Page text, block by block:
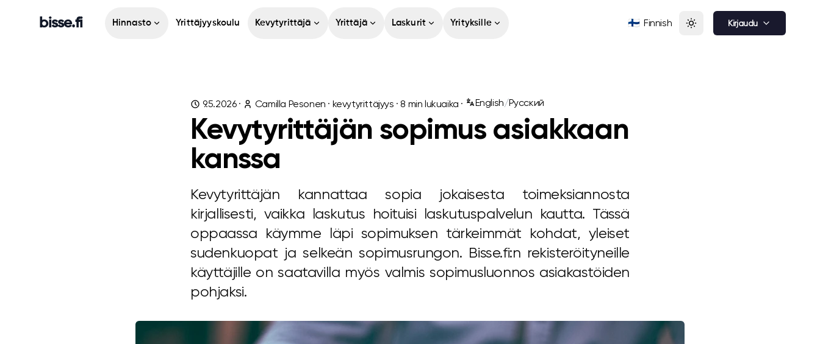
bisse.fi Hinnasto Yrittäjyyskoulu Kevytyrittäjä Yrittäjä Laskurit Yrityksille 🇫🇮 Finnish Kirjaudu
9.5.2026· Camilla Pesonen · kevytyrittäjyys · 8 min lukuaika · English/Русский
Kevytyrittäjän sopimus asiakkaan
kanssa
Kevytyrittäjän kannattaa sopia jokaisesta toimeksiannosta
kirjallisesti, vaikka laskutus hoituisi laskutuspalvelun kautta. Tässä
oppaassa käymme läpi sopimuksen tärkeimmät kohdat, yleiset
sudenkuopat ja selkeän sopimusrungon. Bisse.fi:n rekisteröityneille
käyttäjille on saatavilla myös valmis sopimusluonnos asiakastöiden
pohjaksi.